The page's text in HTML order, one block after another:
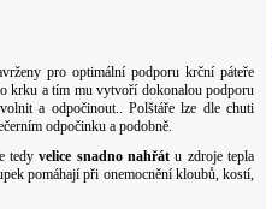
pro optimální podporu krční páteře
krku a tím mu vytvoří dokonalou podporu
a odpočinout.. Polštáře lze dle chuti
odpočinku a podobně.
tedyvelice snadno nahřát u zdroje tepla
pomáhají při onemocnění kloubů, kostí,